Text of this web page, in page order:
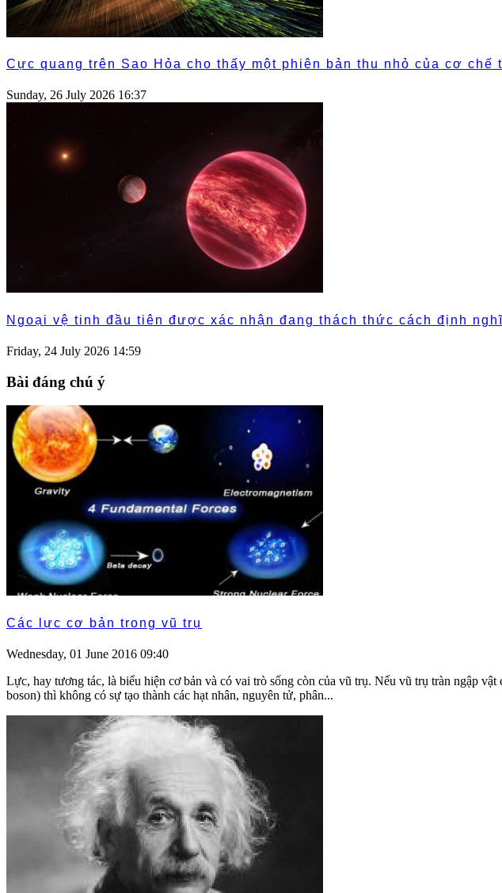
Cực quang trên Sao Hỏa cho thấy một phiên bản thu nhỏ của cơ
Sunday, 26 July 2026 16:37
Ngoại vệ tinh đầu tiên được xác nhận đang thách thức cách định
Friday, 24 July 2026 14:59
Bài đáng chú ý
Các lực cơ bản trong vũ trụ
Wednesday, 01 June 2016 09:40
Lực, hay tương tác, là biểu hiện cơ bản và có vai trò sống còn của vũ trụ. Nếu vũ trụ tràn ngập
boson) thì không có sự tạo thành các hạt nhân, nguyên tử, phân...